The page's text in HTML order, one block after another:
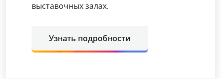
выставочных залах.
Узнать подробности